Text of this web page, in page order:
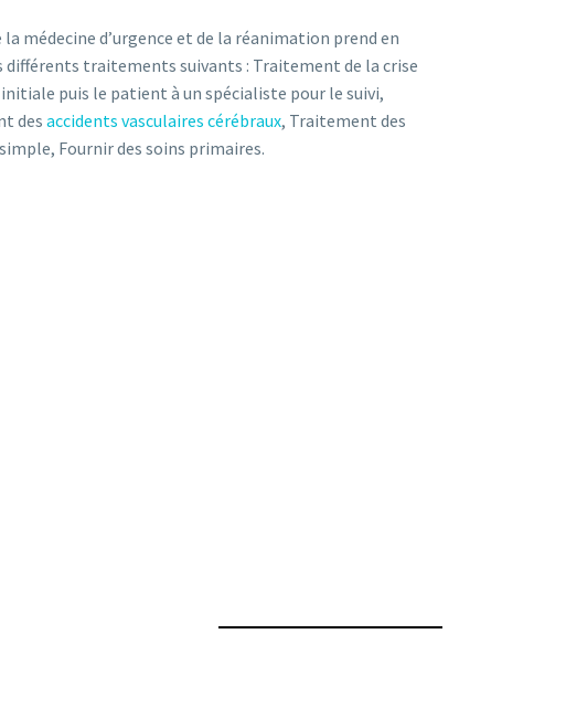
la médecine d’urgence et de la réanimation prend en
différents traitements suivants : Traitement de la crise
puis le patient à un spécialiste pour le suivi,
des accidents vasculaires cérébraux, Traitement des
Fournir des soins primaires.